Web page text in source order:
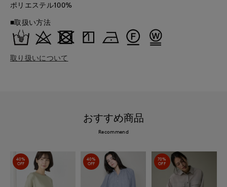
ポリエステル100%
■取扱い方法
取り扱いについて
おすすめ商品
Recommend
40%
OFF
40%
OFF
70%
OFF